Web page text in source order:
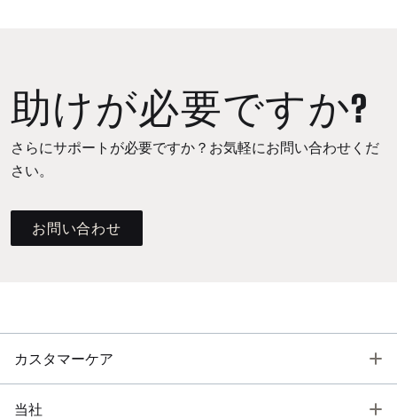
助けが必要ですか?
さらにサポートが必要ですか？お気軽にお問い合わせくだ
さい。
お問い合わせ
カスタマーケア
当社